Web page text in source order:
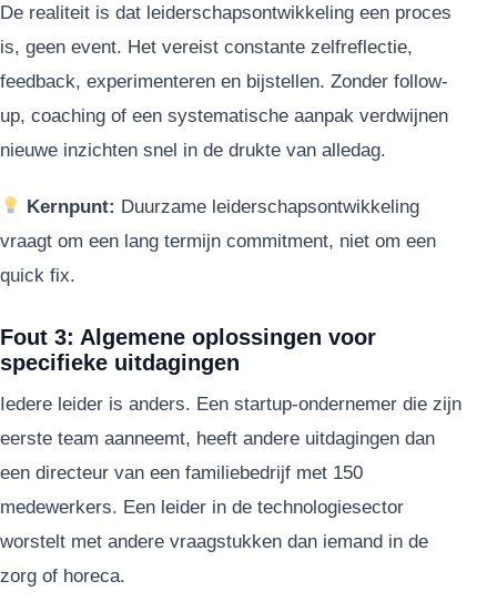
De realiteit is dat leiderschapsontwikkeling een proces
is, geen event. Het vereist constante zelfreflectie,
feedback, experimenteren en bijstellen. Zonder follow-
up, coaching of een systematische aanpak verdwijnen
nieuwe inzichten snel in de drukte van alledag.
Kernpunt: Duurzame leiderschapsontwikkeling
vraagt om een lang termijn commitment, niet om een
quick fix.
Fout 3: Algemene oplossingen voor
specifieke uitdagingen
Iedere leider is anders. Een startup-ondernemer die zijn
eerste team aanneemt, heeft andere uitdagingen dan
een directeur van een familiebedrijf met 150
medewerkers. Een leider in de technologiesector
worstelt met andere vraagstukken dan iemand in de
zorg of horeca.